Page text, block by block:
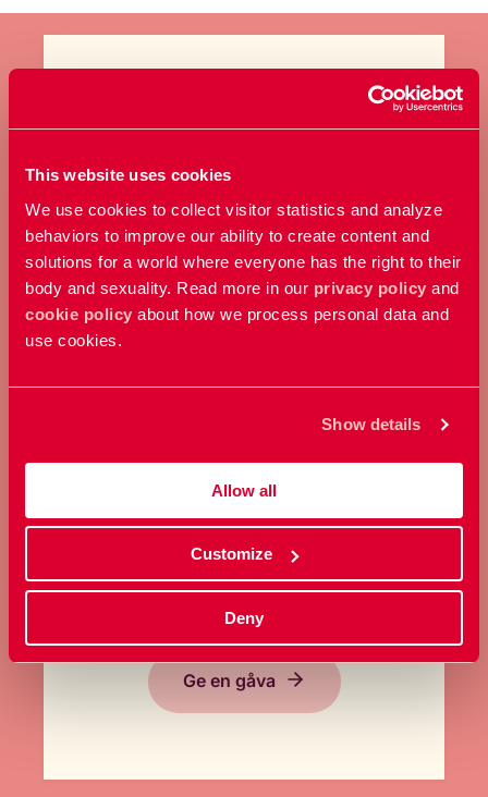
This website uses cookies
We use cookies to collect visitor statistics and analyze
behaviors to improve our ability to create content and
solutions for a world where everyone has the right to their
body and sexuality. Read more in our privacy policy and
cookie policy about how we process personal data and
use cookies.
Show details
Allow all
Customize
Deny
BLI MEDLEM
Ta ställning för allas rätt att
bestämma över sin kropp och
sexualitet.
Bli medlem
GE EN GÅVA
Bidra med ett valfritt belopp och
stöd vårt arbete här och nu.
Ge en gåva